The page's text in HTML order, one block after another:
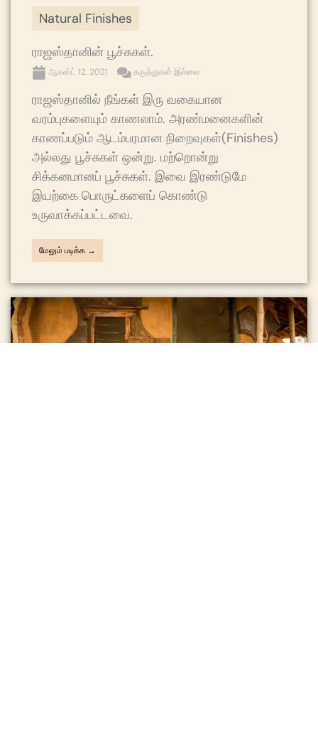
Natural Finishes
ராஜஸ்தானின் பூச்சுகள்.
ஆகஸ்ட் 12, 2021 கருத்துகள் இல்லை
ராஜஸ்தானில் நீங்கள் இரு வகையான
வரம்புகளையும் காணலாம். அரண்மனைகளின்
காணப்படும் ஆடம்பரமான நிறைவுகள்(Finishes)
அல்லது பூச்சுகள் ஒன்று. மற்றொன்று
சிக்கனமானப் பூச்சுகள். இவை இரண்டுமே
இயற்கை பொருட்களைப் கொண்டு
உருவாக்கப்பட்டவை.
மேலும் படிக்க →